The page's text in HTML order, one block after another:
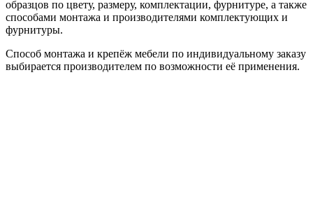
образцов по цвету, размеру, комплектации, фурнитуре, а также
способами монтажа и производителями комплектующих и
фурнитуры.
Способ монтажа и крепёж мебели по индивидуальному заказу
выбирается производителем по возможности её применения.